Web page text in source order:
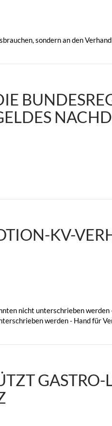
sondern an den
KV-
nicht unterschrieben
werden - Hand für